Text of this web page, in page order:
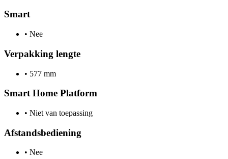
Smart
• Nee
Verpakking lengte
• 577 mm
Smart Home Platform
• Niet van toepassing
Afstandsbediening
• Nee